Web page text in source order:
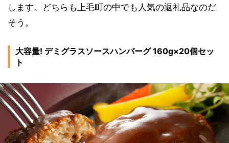
します。どちらも上毛町の中でも人気の返礼品なのだ
そう。
大容量! デミグラスソースハンバーグ 160g×20個セッ
ト